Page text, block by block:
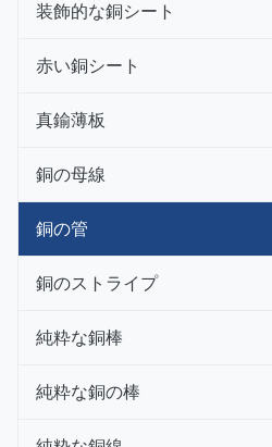
装飾的な銅シート
赤い銅シート
真鍮薄板
銅の母線
銅の管
銅のストライプ
純粋な銅棒
純粋な銅の棒